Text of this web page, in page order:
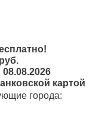
08.08.2026
картой
города: